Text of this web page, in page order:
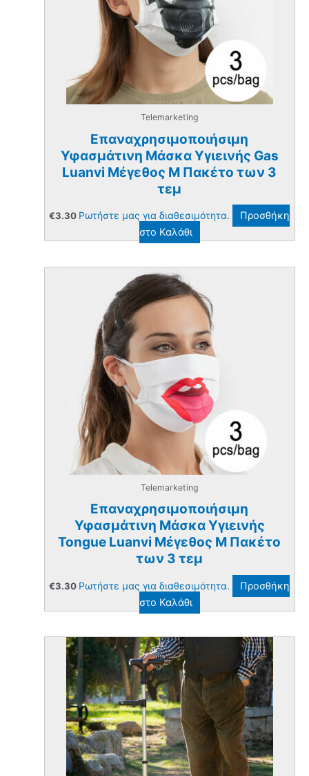
Telemarketing
Επαναχρησιμοποιήσιμη
Υφασμάτινη Μάσκα Υγιεινής Gas
Luanvi Μέγεθος M Πακέτο των 3
τεμ
€3.30 Ρωτήστε μας για διαθεσιμότητα.
Προσθήκη
στο Καλάθι
Telemarketing
Επαναχρησιμοποιήσιμη
Υφασμάτινη Μάσκα Υγιεινής
Tongue Luanvi Μέγεθος M Πακέτο
των 3 τεμ
€3.30 Ρωτήστε μας για διαθεσιμότητα.
Προσθήκη
στο Καλάθι